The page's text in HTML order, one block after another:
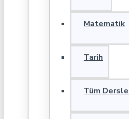
Matematik
Tarih
Tüm